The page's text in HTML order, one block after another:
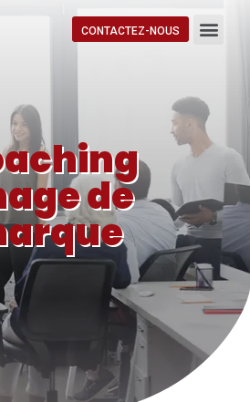
CONTACTEZ-NOUS
de